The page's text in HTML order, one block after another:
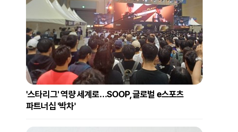
'스타리그' 역량 세계로…SOOP, 글로벌 e스포츠
파트너십 '박차'